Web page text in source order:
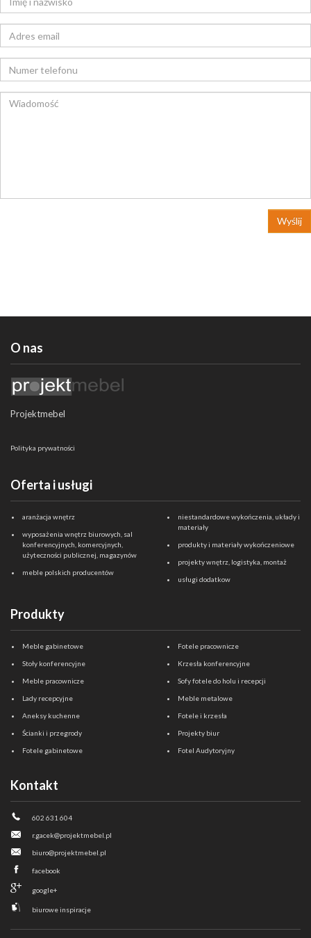
Wyślij
O nas
Projektmebel
Polityka prywatności
Oferta i usługi
aranżacja wnętrz
wyposażenia wnętrz biurowych, sal
konferencyjnych, komercyjnych,
użyteczności publicznej, magazynów
meble polskich producentów
niestandardowe wykończenia, układy i
materiały
produkty i materiały wykończeniowe
projekty wnętrz, logistyka, montaż
usługi dodatkow
Produkty
Meble gabinetowe
Stoły konferencyjne
Meble pracownicze
Lady recepcyjne
Aneksy kuchenne
Ścianki i przegrody
Fotele gabinetowe
Fotele pracownicze
Krzesła konferencyjne
Sofy fotele do holu i recepcji
Meble metalowe
Fotele i krzesła
Projekty biur
Fotel Audytoryjny
Kontakt
602 631 604
r.gacek@projektmebel.pl
biuro@projektmebel.pl
facebook
google+
biurowe inspiracje